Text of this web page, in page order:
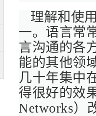
理解和使
一。语言常
言沟通的各
能的其他领
几十年集中
得很好的效
Networks）